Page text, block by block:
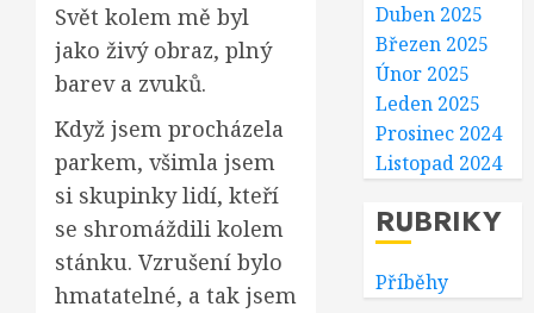
Svět kolem mě byl
jako živý obraz, plný
barev a zvuků.
Když jsem procházela
parkem, všimla jsem
si skupinky lidí, kteří
se shromáždili kolem
stánku. Vzrušení bylo
hmatatelné, a tak jsem
Duben 2025
Březen 2025
Únor 2025
Leden 2025
Prosinec 2024
Listopad 2024
RUBRIKY
Příběhy